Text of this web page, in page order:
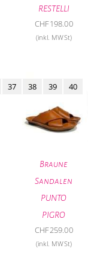
RESTELLI
CHF198.00
(inkl. MWSt)
Braune
Sandalen
PUNTO
PIGRO
37 38 39 40
CHF259.00
(inkl. MWSt)